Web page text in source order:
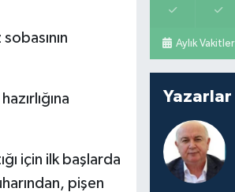
için ilk başlarda
pişen
Aylık Vakitler
Yazarlar